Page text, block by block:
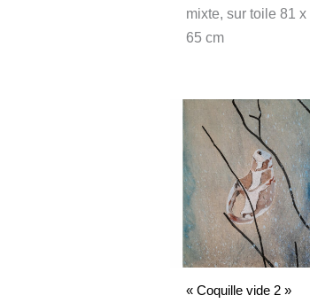
mixte, sur toile81 x
65 cm
« Coquille vide 2 »